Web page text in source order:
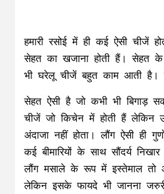
लौंग प्रोटीन, आयरन,
पोटैशियम, सोडियम और
होता है। सर्दी-जुकाम से लेकर
लौंग का इस्तेमाल किया जाता
अचूक फायदे।
लौंग खाने के लाभ
1. पेट की तकलीफ करता है दूर:-
गैस, अपच, कांस्टीपेशन और